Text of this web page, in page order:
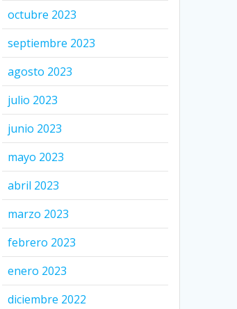
octubre 2023
septiembre 2023
agosto 2023
julio 2023
junio 2023
mayo 2023
abril 2023
marzo 2023
febrero 2023
enero 2023
diciembre 2022